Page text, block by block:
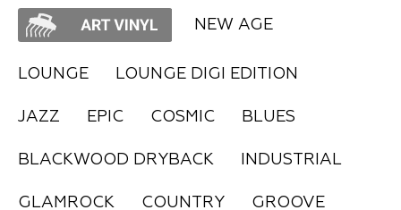
NEW AGE
LOUNGE LOUNGE DIGI EDITION
JAZZ EPIC COSMIC BLUES
BLACKWOOD DRYBACK INDUSTRIAL
GLAMROCK COUNTRY GROOVE
Где купить